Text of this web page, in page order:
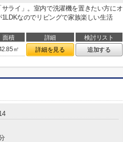
ライ」。室内で洗濯機を置きたい方にオ
なのでリビングで家族楽しい生活
面積 詳細
検討リスト
㎡ 詳細を見る 追加する